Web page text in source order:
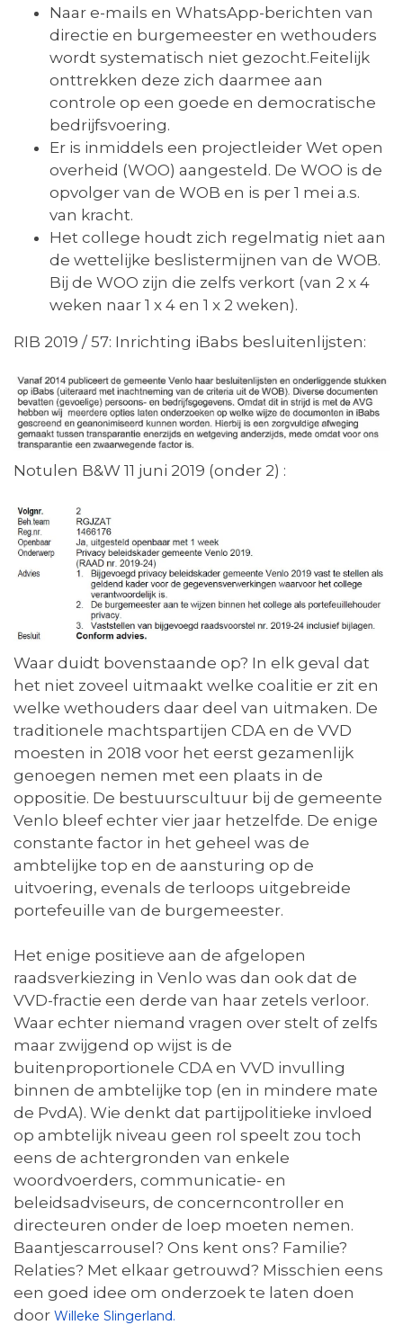
Naar e-mails en WhatsApp-berichten van
directie en burgemeester en wethouders
wordt systematisch niet gezocht.Feitelijk
onttrekken deze zich daarmee aan
controle op een goede en democratische
bedrijfsvoering.
Er is inmiddels een projectleider Wet open
overheid (WOO) aangesteld. De WOO is de
opvolger van de WOB en is per 1 mei a.s.
van kracht.
Het college houdt zich regelmatig niet aan
de wettelijke beslistermijnen van de WOB.
Bij de WOO zijn die zelfs verkort (van 2 x 4
weken naar 1 x 4 en 1 x 2 weken).
RIB 2019 / 57: Inrichting iBabs besluitenlijsten:
Notulen B&W 11 juni 2019 (onder 2) :
Waar duidt bovenstaande op? In elk geval dat
het niet zoveel uitmaakt welke coalitie er zit en
welke wethouders daar deel van uitmaken. De
traditionele machtspartijen CDA en de VVD
moesten in 2018 voor het eerst gezamenlijk
genoegen nemen met een plaats in de
oppositie. De bestuurscultuur bij de gemeente
Venlo bleef echter vier jaar hetzelfde. De enige
constante factor in het geheel was de
ambtelijke top en de aansturing op de
uitvoering, evenals de terloops uitgebreide
portefeuille van de burgemeester.
Het enige positieve aan de afgelopen
raadsverkiezing in Venlo was dan ook dat de
VVD-fractie een derde van haar zetels verloor.
Waar echter niemand vragen over stelt of zelfs
maar zwijgend op wijst is de
buitenproportionele CDA en VVD invulling
binnen de ambtelijke top (en in mindere mate
de PvdA). Wie denkt dat partijpolitieke invloed
op ambtelijk niveau geen rol speelt zou toch
eens de achtergronden van enkele
woordvoerders, communicatie- en
beleidsadviseurs, de concerncontroller en
directeuren onder de loep moeten nemen.
Baantjescarrousel? Ons kent ons? Familie?
Relaties? Met elkaar getrouwd? Misschien eens
een goed idee om onderzoek te laten doen
door Willeke Slingerland.